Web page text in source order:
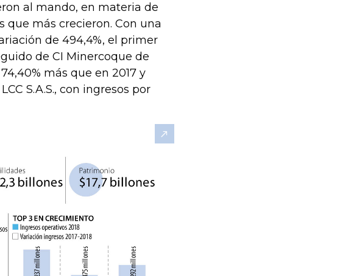
al mando, en materia de
que más crecieron. Con una
de 494,4%, el primer
de CI Minercoque de
más que en 2017 y
S.A.S., con ingresos por